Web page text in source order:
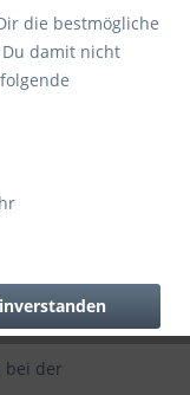
und
Wir bieten für
das ideale
bei der
die bestmögliche
damit nicht